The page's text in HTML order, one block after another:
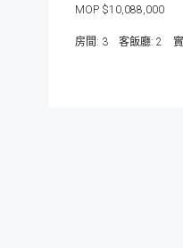
$10,088,000
房間: 3 客飯廳: 2